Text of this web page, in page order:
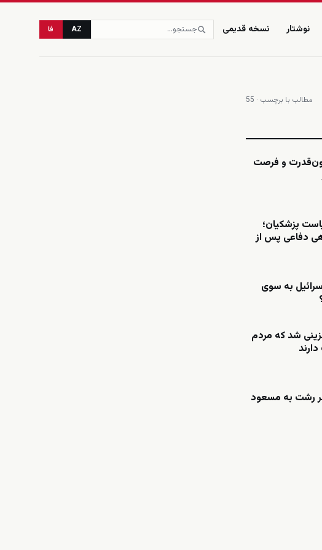
نوشتار نسخه قدیمی AZ فا
مطالب با برچسب · 55
و فرصت
پزشکیان؛
دفاعی پس از
به سوی
شد که مردم
رشت به مسعود